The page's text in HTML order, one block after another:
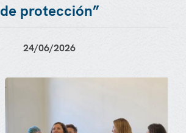
de protección”
24/06/2026